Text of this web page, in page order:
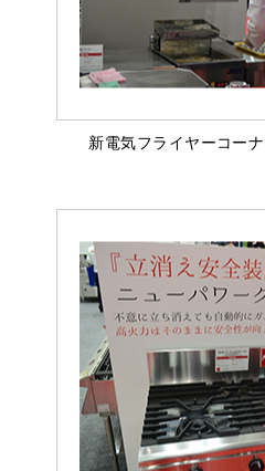
新電気フライヤーコー